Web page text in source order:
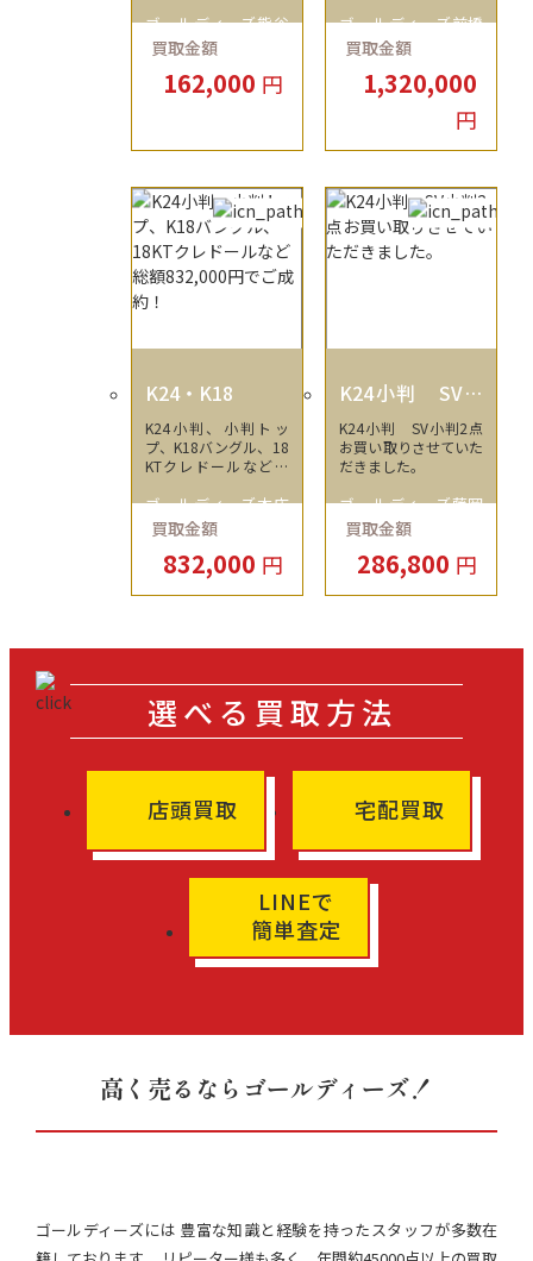
ゴールディーズ熊谷
店
買取金額
162,000 円
ゴールディーズ前橋
店
買取金額
1,320,000
円
K24・K18
K24小判、小判トッ
プ、K18バングル、18
KTクレドールなど総
約！
ゴールディーズ本庄
店
買取金額
832,000 円
K24小判 SV小
判2点お買い取り
させていただき
ました。
K24小判 SV小判2点
お買い取りさせていた
だきました。
ゴールディーズ藤岡
店
買取金額
286,800 円
選べる買取方法
店頭買取 宅配買取
LINEで
簡単査定
高く売るならゴールディーズ！
ゴールディーズには 豊富な知識と経験を持ったスタッフが多数在